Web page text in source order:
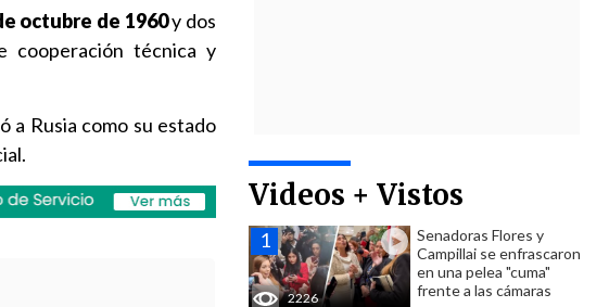
Videos + Vistos
2226
Senadoras Flores y
Campillai se enfrascaron
en una pelea "cuma"
frente a las cámaras
octubre de 1960y dos
cooperación técnica y
a Rusia como su estado